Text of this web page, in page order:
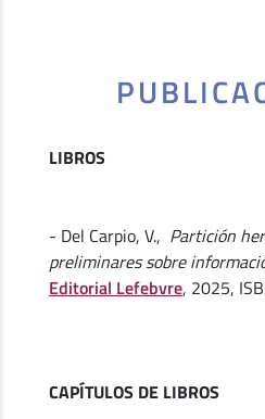
LIBROS
- Del Carpio, V., Partición
preliminares sobre
Editorial Lefebvre, 2025,
CAPÍTULOS DE LIBROS